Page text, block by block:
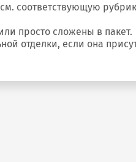
соответствующую
просто сложены в пакет.
отделки, если она